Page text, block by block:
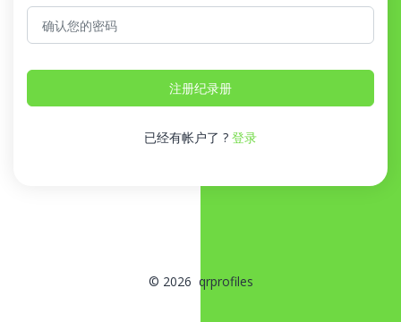
注册纪录册
已经有帐户了 ? 登录
© 2026 qrprofiles